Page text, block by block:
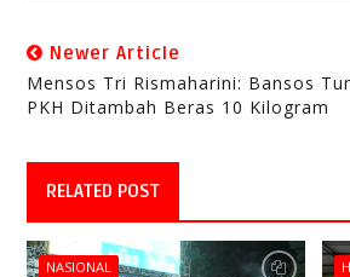
Newer Article
Mensos Tri Rismaharini: Bansos
PKH Ditambah Beras 10 Kilogram
RELATED POST
NASIONAL